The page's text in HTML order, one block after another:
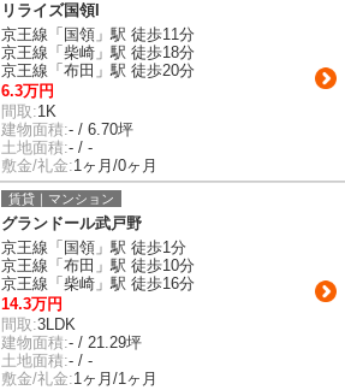
リライズ国領I
京王線「国領」駅 徒歩11分
京王線「柴崎」駅 徒歩18分
京王線「布田」駅 徒歩20分
6.3万円
間取:1K
建物面積:- / 6.70坪
土地面積:- / -
敷金/礼金:1ヶ月/0ヶ月
賃貸｜マンション
グランドール武戸野
京王線「国領」駅 徒歩1分
京王線「布田」駅 徒歩10分
京王線「柴崎」駅 徒歩16分
14.3万円
間取:3LDK
建物面積:- / 21.29坪
土地面積:- / -
敷金/礼金:1ヶ月/1ヶ月